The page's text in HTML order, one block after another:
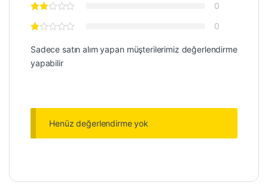
0
0
Sadece satın alım yapan müşterilerimiz değerlendirme
yapabilir
Henüz değerlendirme yok